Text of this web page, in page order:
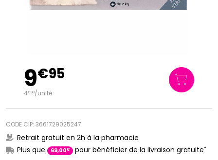
9€95
4€98/unité
CODE CIP: 3661729025247
Retrait gratuit en 2h à la pharmacie
Plus que
69,00€ pour bénéficier de la livraison gratuite*